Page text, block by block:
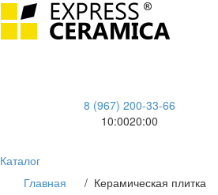
8 (967) 200-33-66
10:0020:00
Каталог
Главная / Керамическая плитка